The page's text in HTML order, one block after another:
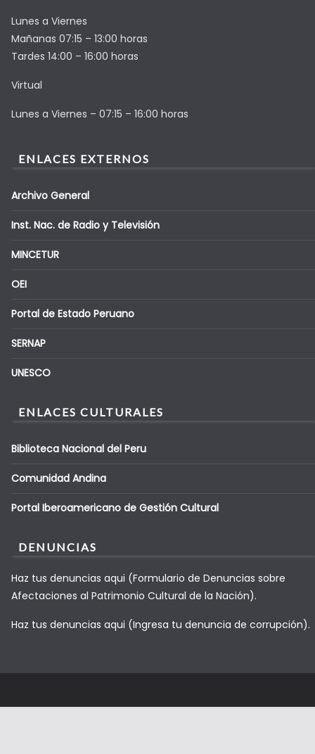
Lunes a Viernes
Mañanas 07:15 – 13:00 horas
Tardes 14:00 – 16:00 horas
Virtual
Lunes a Viernes – 07:15 – 16:00 horas
ENLACES EXTERNOS
Archivo General
Inst. Nac. de Radio y Televisión
MINCETUR
OEI
Portal de Estado Peruano
SERNAP
UNESCO
ENLACES CULTURALES
Biblioteca Nacional del Peru
Comunidad Andina
Portal Iberoamericano de Gestión Cultural
DENUNCIAS
Haz tus denuncias aqui (Formulario de Denuncias sobre
Afectaciones al Patrimonio Cultural de la Nación).
Haz tus denuncias aqui (Ingresa tu denuncia de corrupción).